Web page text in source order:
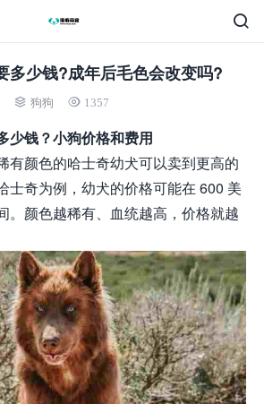
多少钱?成年后毛色会改变吗?
狗狗 1357
少钱？小狗价格和费用
有颜色的哈士奇幼犬可以卖到更高的
士奇为例，幼犬的价格可能在 600 美
。颜色越稀有、血统越高，价格就越